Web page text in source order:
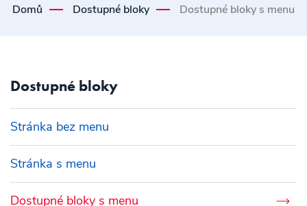
Domů Dostupné bloky Dostupné bloky s menu
Dostupné bloky
Stránka bez menu
Stránka s menu
Dostupné bloky s menu